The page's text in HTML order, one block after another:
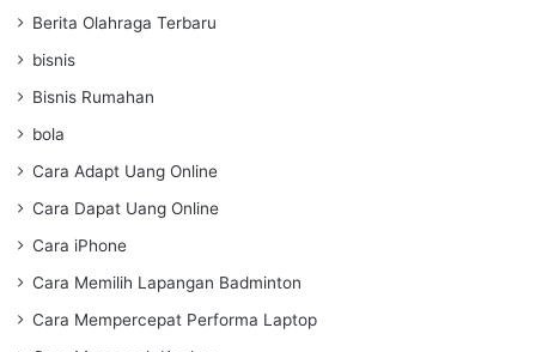
Berita Olahraga Terbaru
bisnis
Bisnis Rumahan
bola
Cara Adapt Uang Online
Cara Dapat Uang Online
Cara iPhone
Cara Memilih Lapangan Badminton
Cara Mempercepat Performa Laptop